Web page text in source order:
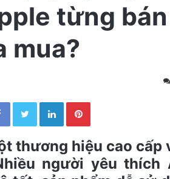
từng
mua?
Facebook Twitter LinkedIn
thương hiệu cao cấp
người yêu thích